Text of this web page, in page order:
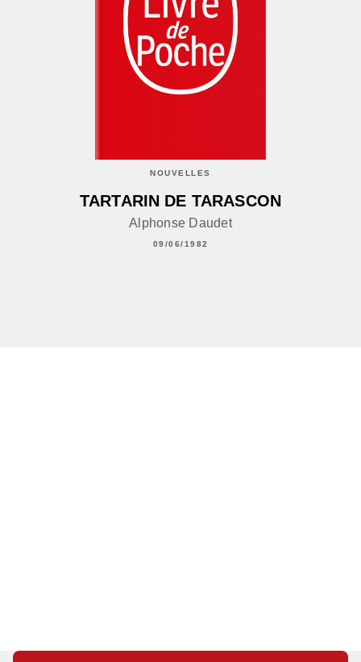
NOUVELLES
TARTARIN DE TARASCON
Alphonse Daudet
09/06/1982